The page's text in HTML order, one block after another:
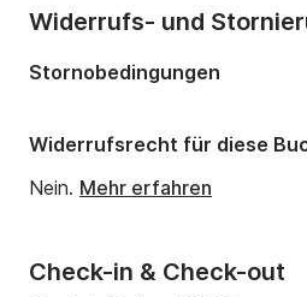
Check-in & Check-out
Widerrufs- und
Stornobedingungen
Widerrufsrecht für diese
Nein. Mehr erfahren